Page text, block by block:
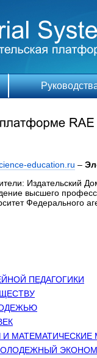
education.ru –
Издательский
высшего
Федерального
ПЕДАГОГИКИ
МАТЕМАТИЧЕСКИЕ
(МОЛОДЕЖНЫЙ